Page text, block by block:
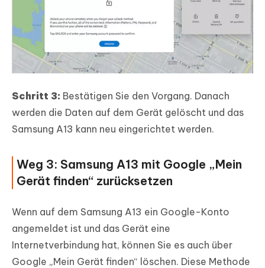
Schritt 3: Bestätigen Sie den Vorgang. Danach
werden die Daten auf dem Gerät gelöscht und das
Samsung A13 kann neu eingerichtet werden.
Weg 3: Samsung A13 mit Google „Mein
Gerät finden“ zurücksetzen
Wenn auf dem Samsung A13 ein Google-Konto
angemeldet ist und das Gerät eine
Internetverbindung hat, können Sie es auch über
Google „Mein Gerät finden“ löschen. Diese Methode